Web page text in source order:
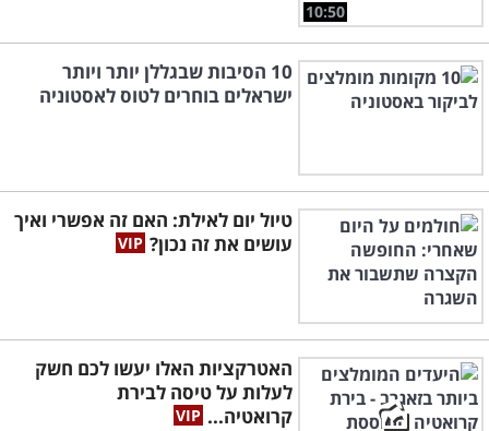
10:50
10 הסיבות שבגללן יותר ויותר
ישראלים בוחרים לטוס לאסטוניה
טיול יום לאילת: האם זה אפשרי ואיך
עושים את זה נכון?
האטרקציות האלו יעשו לכם חשק
לעלות על טיסה לבירת
קרואטיה...